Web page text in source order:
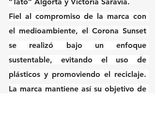
“Tato” Algorta y Victoria Saravia.
Fiel al compromiso de la marca con
el medioambiente, el Corona Sunset
se realizó bajo un enfoque
sustentable, evitando el uso de
plásticos y promoviendo el reciclaje.
La marca mantiene así su objetivo de